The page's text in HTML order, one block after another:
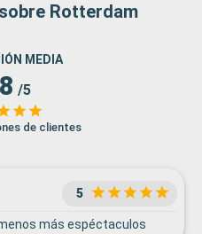
Rotterdam
MEDIA
/5
de clientes
5
más espéctaculos